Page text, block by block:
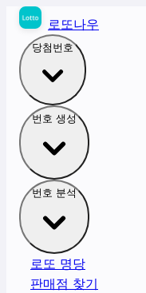
로또나우
당첨번호
번호 생성
번호 분석
로또 명당
판매점 찾기